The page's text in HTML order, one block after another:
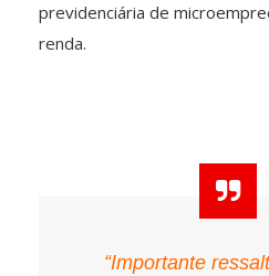
previdenciária de
renda.
“Importante